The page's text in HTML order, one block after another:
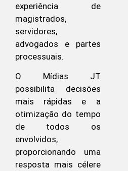
experiência de
magistrados,
servidores,
advogados e partes
processuais.
O Mídias JT
possibilita decisões
mais rápidas e a
otimização do tempo
de todos os
envolvidos,
proporcionando uma
resposta mais célere